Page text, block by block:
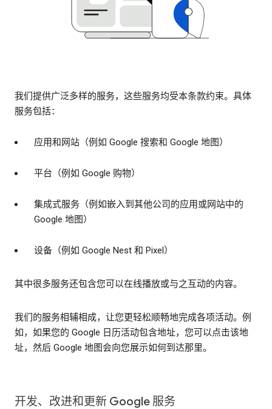
我们提供广泛多样的服务，这些服务均受本条款约束。具体
服务包括：
应用和网站（例如 Google 搜索和 Google 地图）
平台（例如 Google 购物）
集成式服务（例如嵌入到其他公司的应用或网站中的
Google 地图）
设备（例如 Google Nest 和 Pixel）
其中很多服务还包含您可以在线播放或与之互动的内容。
我们的服务相辅相成，让您更轻松顺畅地完成各项活动。例
如，如果您的 Google 日历活动包含地址，您可以点击该地
址，然后 Google 地图会向您展示如何到达那里。
开发、改进和更新 Google 服务